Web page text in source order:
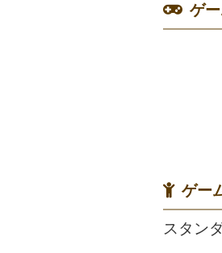
ゲ
ゲー
スタン